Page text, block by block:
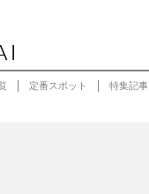
定番スポット 特集記事